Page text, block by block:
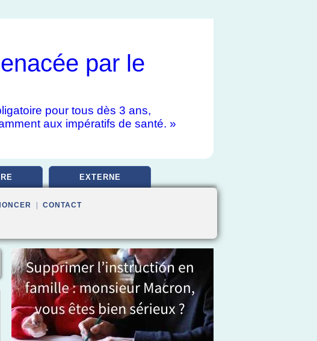
par le
pour tous dès 3 ans,
aux impératifs de santé. »
EXTERNE
CONTACT